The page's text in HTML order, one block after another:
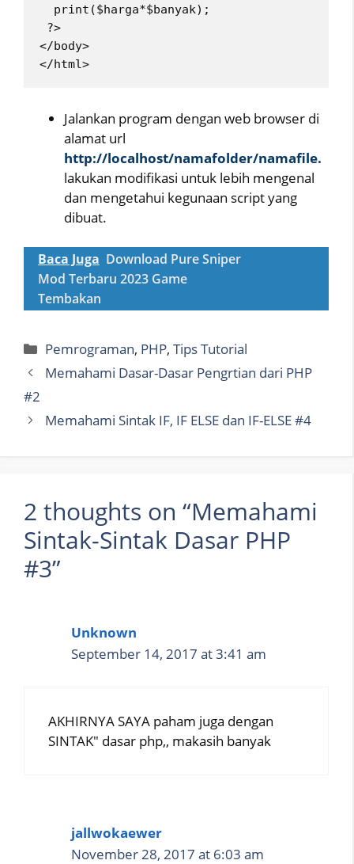
  print($harga*$banyak);
?>
</body>
</html>
Jalankan program dengan web browser di
alamat url
http://localhost/namafolder/namafile.
lakukan modifikasi untuk lebih mengenal
dan mengetahui kegunaan script yang
dibuat.
Baca Juga Download Pure Sniper
Mod Terbaru 2023 Game
Tembakan
Categories
Pemrograman, PHP,Tips Tutorial
Memahami Dasar-Dasar Pengrtian dari PHP
#2
Memahami Sintak IF, IF ELSE dan IF-ELSE #4
2 thoughts on “Memahami
Sintak-Sintak Dasar PHP
#3”
Unknown
September 14, 2017 at 3:41 am
AKHIRNYA SAYA paham juga dengan
SINTAK" dasar php,, makasih banyak
jallwokaewer
November 28, 2017 at 6:03 am